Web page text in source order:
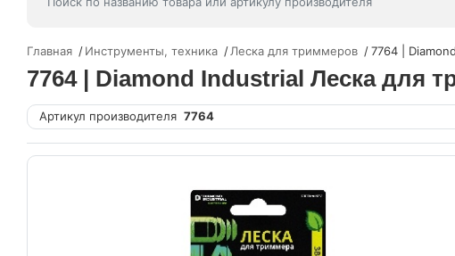
Главная Инструменты, техника Леска для триммеров 7764 |
7764 | Diamond Industrial Леска для
Артикул производителя 7764